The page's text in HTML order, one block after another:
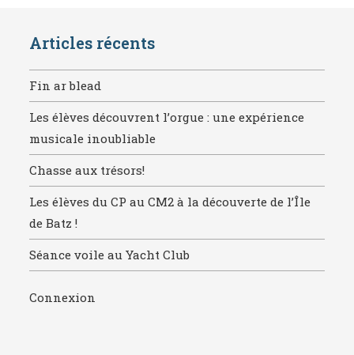
Articles récents
Fin ar blead
Les élèves découvrent l’orgue : une expérience
musicale inoubliable
Chasse aux trésors!
Les élèves du CP au CM2 à la découverte de l’Île
de Batz !
Séance voile au Yacht Club
Connexion